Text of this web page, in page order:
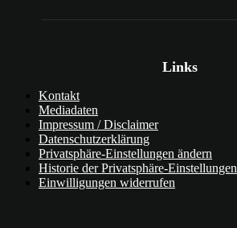
Links
Kontakt
Mediadaten
Impressum / Disclaimer
Datenschutzerklärung
Privatsphäre-Einstellungen ändern
Historie der Privatsphäre-Einstellungen
Einwilligungen widerrufen